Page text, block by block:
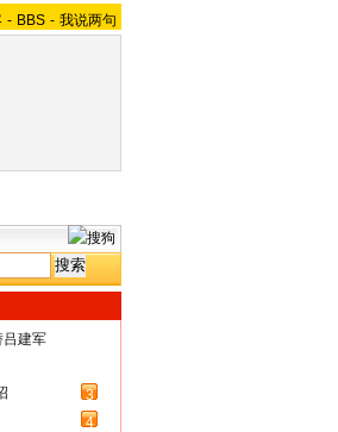
- BBS - 我说两句
吕建军
3
4